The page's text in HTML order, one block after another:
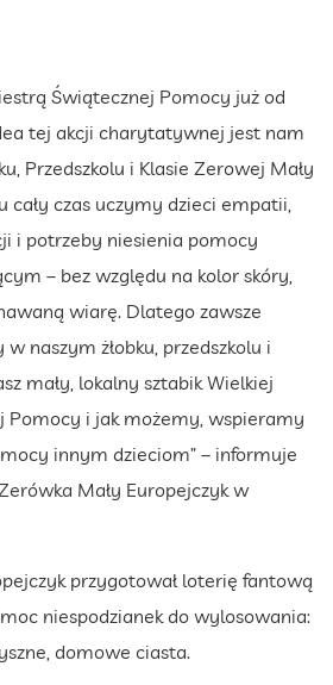
Świątecznej Pomocy już od
tej akcji charytatywnej jest nam
Przedszkolu i Klasie Zerowej Mały
cały czas uczymy dzieci empatii,
i potrzeby niesienia pomocy
– bez względu na kolor skóry,
wiarę. Dlatego zawsze
naszym żłobku, przedszkolu i
mały, lokalny sztabik Wielkiej
Pomocy i jak możemy, wspieramy
innym dzieciom” – informuje
Mały Europejczyk w
przygotował loterię fantową
niespodzianek do wylosowania:
domowe ciasta.